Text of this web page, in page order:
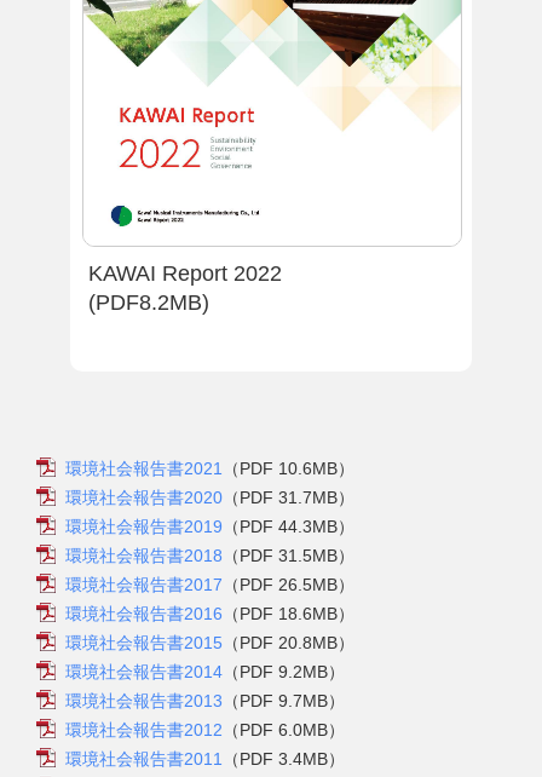
KAWAI Report 2022
(PDF8.2MB)
環境社会報告書2021
（PDF 10.6MB）
環境社会報告書2020 （PDF 31.7MB）
環境社会報告書2019 （PDF 44.3MB）
環境社会報告書2018 （PDF 31.5MB）
環境社会報告書2017 （PDF 26.5MB）
環境社会報告書2016 （PDF 18.6MB）
環境社会報告書2015 （PDF 20.8MB）
環境社会報告書2014 （PDF 9.2MB）
環境社会報告書2013 （PDF 9.7MB）
環境社会報告書2012 （PDF 6.0MB）
環境社会報告書2011
（PDF 3.4MB）